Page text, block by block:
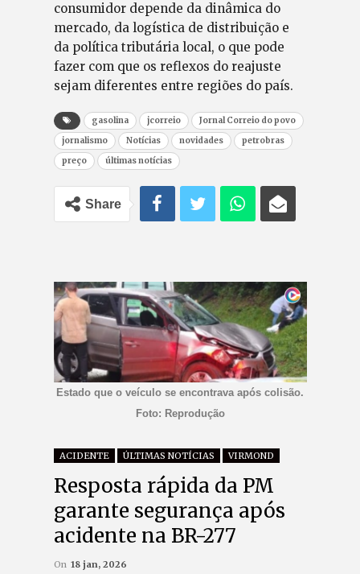
consumidor depende da dinâmica do
mercado, da logística de distribuição e
da política tributária local, o que pode
fazer com que os reflexos do reajuste
sejam diferentes entre regiões do país.
gasolina jcorreio
Jornal Correio do povo
jornalismo
Notícias novidades
petrobras
preço
últimas notícias
Share
Estado que o veículo se encontrava após colisão.
Foto: Reprodução
ACIDENTE ÚLTIMAS NOTÍCIAS VIRMOND
Resposta rápida da PM
garante segurança após
acidente na BR-277
On 18 jan, 2026